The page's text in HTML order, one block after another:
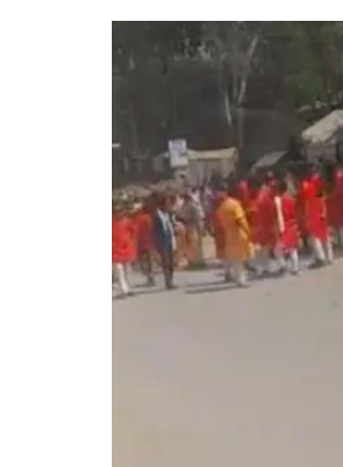
राज्य